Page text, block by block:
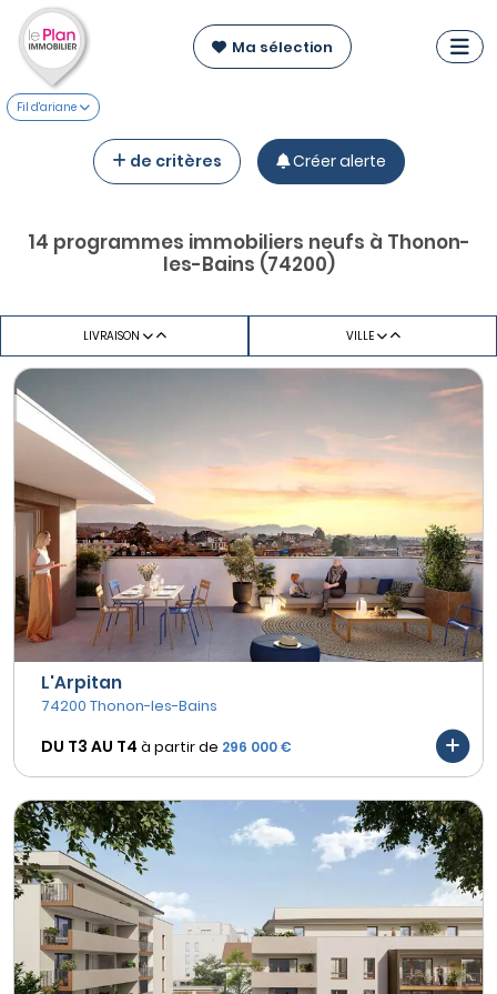
Ma sélection
Fil d'ariane
de critères Créer alerte
14 programmes immobiliers neufs à Thonon-
les-Bains (74200)
LIVRAISON VILLE
L'Arpitan
74200 Thonon-les-Bains
DU T3 AU T4 à partir de 296 000 €